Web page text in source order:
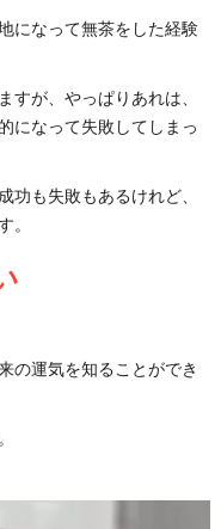
になって無茶をした経験
が、やっぱりあれは、
になって失敗してしまっ
も失敗もあるけれど、
の運気を知ることができ